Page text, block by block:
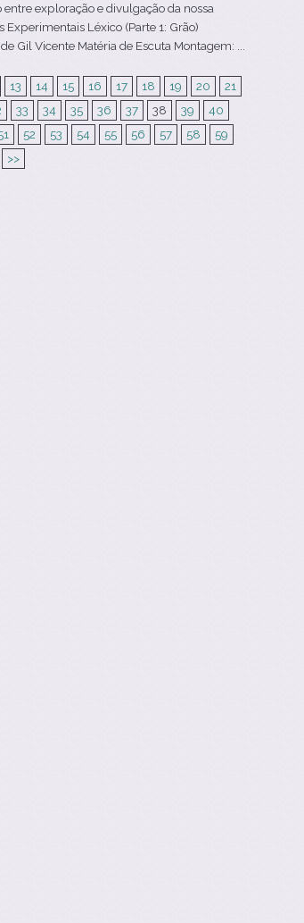
exploração e divulgação da nossa
Léxico (Parte 1: Grão)
Gil Vicente Matéria de Escuta Montagem: ...
13 14 15 16 17 18 19 20
21
33 34 35 36 37 38 39
40
52 53 54 55 56 57 58
59
>>